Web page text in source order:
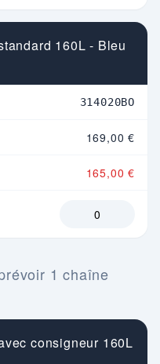
160L - Bleu
314020BO
169,00 €
165,00 €
1 chaîne
consigneur 160L